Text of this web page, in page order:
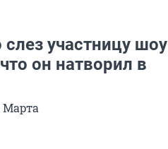
участницу шоу
он натворил в